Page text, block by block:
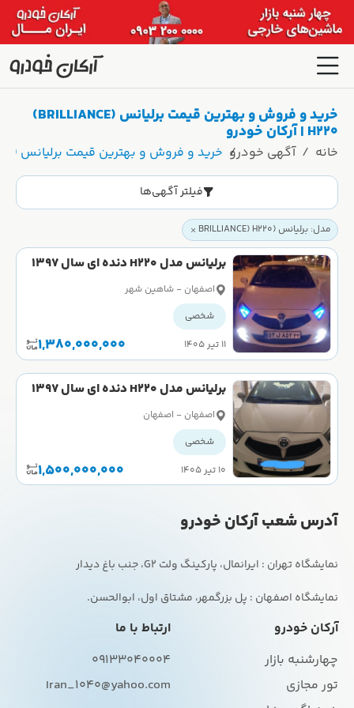
خرید و فروش و بهترین قیمت برلیانس (BRILLIANCE)
H220 | آرکان خودرو
خانه آگهی خودرو خرید و فروش و بهترین قیمت برلیانس (BRILLIANCE) H220 | آرکان خودرو
فیلتر آگهی‌ها
مدل: برلیانس (BRILLIANCE) H220
برلیانس مدل H220 دنده ای سال 1397
کارکرده
اصفهان - شاهین شهر
شخصی
۱۱ تیر ۱۴۰۵
1,380,000,000
برلیانس مدل H220 دنده ای سال 1397
کارکرده
اصفهان - اصفهان
شخصی
۱۰ تیر ۱۴۰۵
1,500,000,000
آدرس شعب آرکان خودرو
نمایشگاه اصفهان : پل بزرگمهر، مشتاق اول، ابوالحسن.
آرکان خودرو
چهارشنبه بازار
تور مجازی
ارتباط با ما
09133040004
Iran_1040@yahoo.com